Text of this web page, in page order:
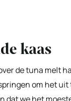
kaas
de tuna melt
om het